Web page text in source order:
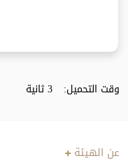
وقت التحميل: 3 ثانية
عن الهيئة